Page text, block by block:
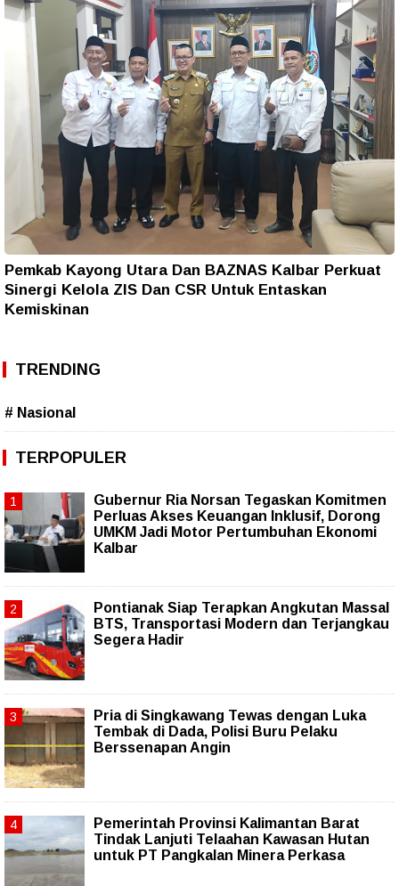
Pemkab Kayong Utara Dan BAZNAS Kalbar Perkuat
Sinergi Kelola ZIS Dan CSR Untuk Entaskan
Kemiskinan
TRENDING
# Nasional
TERPOPULER
Gubernur Ria Norsan Tegaskan Komitmen
Perluas Akses Keuangan Inklusif, Dorong
UMKM Jadi Motor Pertumbuhan Ekonomi
Kalbar
Pontianak Siap Terapkan Angkutan Massal
BTS, Transportasi Modern dan Terjangkau
Segera Hadir
Pria di Singkawang Tewas dengan Luka
Tembak di Dada, Polisi Buru Pelaku
Berssenapan Angin
Pemerintah Provinsi Kalimantan Barat
Tindak Lanjuti Telaahan Kawasan Hutan
untuk PT Pangkalan Minera Perkasa